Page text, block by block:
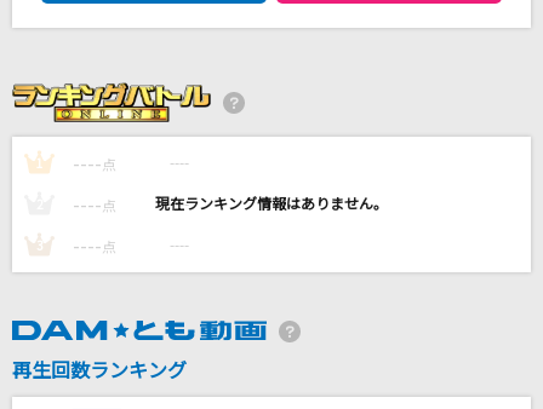
加藤ミリヤ
カブトムシ
[生音]遠い恋のリフレイン
[ALKALOID]天城一彩(CV.梶原岳人)、白鳥藍良(CV.天崎滉平)、礼瀬マヨイ
(CV.重松千晴)、風早巽(CV.中澤まさとも)
1 ---- 点 ----
---- 点 ----
3 ---- 点 ----
再生回数ランキング